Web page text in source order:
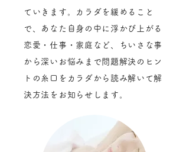
ていきます。カラダを緩めること
で、あなた自身の中に浮かび上がる
恋愛・仕事・家庭など、ちいさな事
から深いお悩みまで問題解決のヒン
トの糸口をカラダから読み解いて解
決方法をお知らせします。